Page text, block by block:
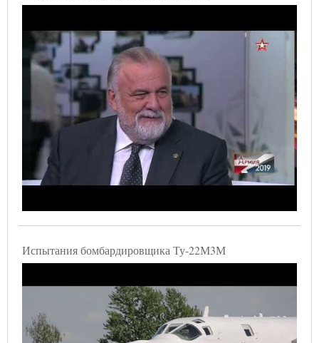
Испытания бомбардировщика Ту-22М3М